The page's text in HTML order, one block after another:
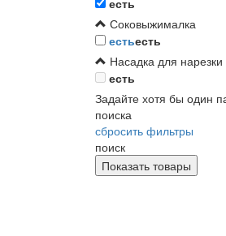
есть
Соковыжималка
естьесть
Насадка для нарезки
есть
Задайте хотя бы один
поиска
сбросить фильтры
поиск